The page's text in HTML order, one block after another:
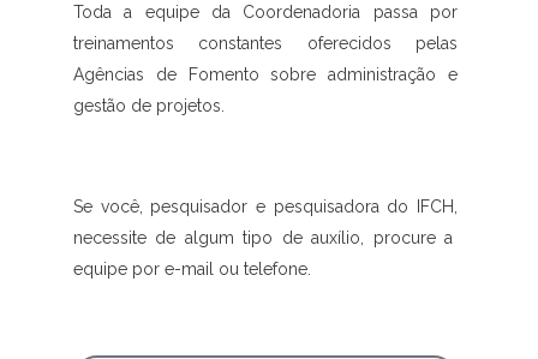
Toda a equipe da Coordenadoria passa por
treinamentos constantes oferecidos pelas
Agências de Fomento sobre administração e
gestão de projetos.
Se você, pesquisador e pesquisadora do IFCH,
necessite de algum tipo de auxílio, procure a
equipe por e-mail ou telefone.